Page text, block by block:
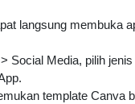
langsung membuka
Social Media, pilih
template Canva